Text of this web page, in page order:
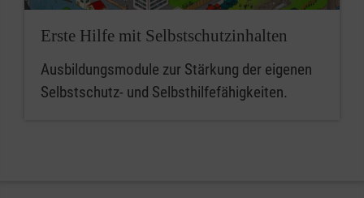
Erste Hilfe mit Selbstschutzinhalten
Ausbildungsmodule zur Stärkung der eigenen
Selbstschutz- und Selbsthilfefähigkeiten.